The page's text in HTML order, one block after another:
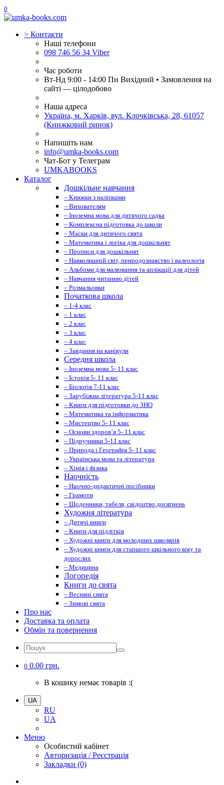
0
> Контакти
Наші телефони
098 746 56 34 Viber
Час роботи
Вт-Нд 9:00 - 14:00 Пн Вихідний • Замовлення на
сайті — цілодобово
Наша адреса
Україна, м. Харків, вул. Клочківська, 28, 61057
(Книжковий ринок)
Напишіть нам
info@umka-books.com
Чат-Бот у Телеграм
UMKABOOKS
Каталог
Дошкільне навчання
– Книжки з наліпками
– Вихователям
– Іноземна мова для дитячого садка
– Комплексна підготовка до школи
– Маски для дитячого свята
– Математика і логіка для дошкільнят
– Прописи для дошкільнят
– Навколишній світ, природознавство і валеологія
– Альбоми для малювання та аплікації для дітей
– Навчання читанню дітей
– Розмальовки
Початкова школа
– 1-4 клас
– 1 клас
– 2 клас
– 3 клас
– 4 клас
– Завдання на канікули
Середня школа
– Іноземна мова 5- 11 клас
– Історія 5- 11 клас
– Біологія 7-11 клас
– Зарубіжна література 5-11 клас
– Книги для підготовки до ЗНО
– Математика та інформатика
– Мистецтво 5- 11 клас
– Основи здоров’я 5- 11 клас
– Підручники 5-11 клас
– Природа і Географія 5- 11 клас
– Українська мова та література
– Хімія і фізика
Наочність
– Наочно-дидактичні посібники
– Грамоти
– Щоденники, табеля, свідоцтво досягнень
Художня література
– Дитячі книги
– Книги для підлітків
– Художні книги для молодших школярів
– Художні книги для старшого шкільного віку та
дорослих
– Медицина
Логопедія
Книги до свята
– Весняні свята
– Зимові свята
Про нас
Доставка та оплата
Обмін та повернення
0 0.00 грн.
В кошику немає товарів :(
UA
RU
UA
Меню
Особистий кабінет
Авторизація / Реєстрація
Закладки (0)